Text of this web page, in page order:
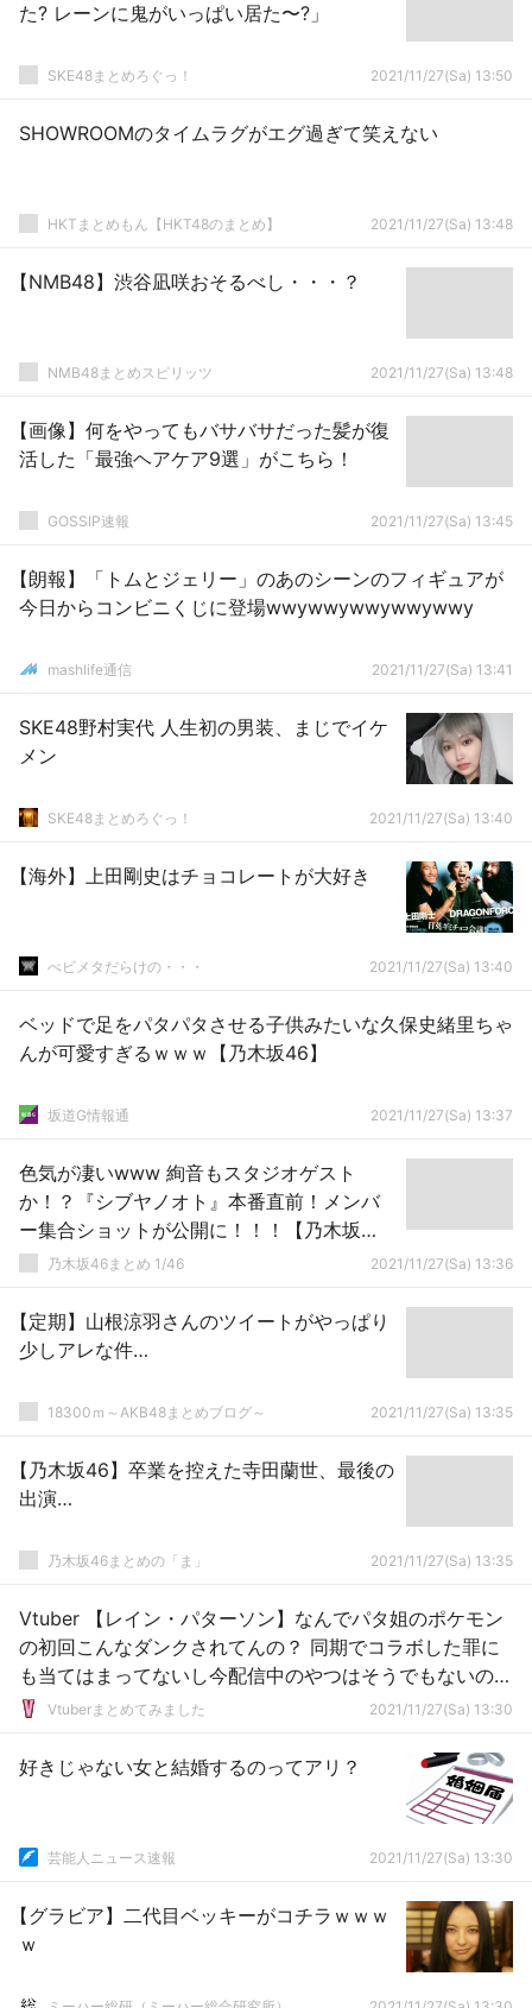
た? レーンに鬼がいっぱい居た〜?」
SKE48まとめろぐっ！ 2021/11/27(Sa) 13:50
SHOWROOMのタイムラグがエグ過ぎて笑えない
HKTまとめもん【HKT48のまとめ】 2021/11/27(Sa) 13:48
【NMB48】渋谷凪咲おそるべし・・・？
NMB48まとめスピリッツ 2021/11/27(Sa) 13:48
【画像】何をやってもバサバサだった髪が復
活した「最強ヘアケア9選」がこちら！
GOSSIP速報 2021/11/27(Sa) 13:45
【朗報】「トムとジェリー」のあのシーンのフィギュアが
今日からコンビニくじに登場wwywwywwywwywwy
mashlife通信 2021/11/27(Sa) 13:41
SKE48野村実代 人生初の男装、まじでイケ
メン
SKE48まとめろぐっ！ 2021/11/27(Sa) 13:40
【海外】上田剛史はチョコレートが大好き
べビメタだらけの・・・ 2021/11/27(Sa) 13:40
ベッドで足をパタパタさせる子供みたいな久保史緒里ちゃ
んが可愛すぎるｗｗｗ【乃木坂46】
坂道G情報通 2021/11/27(Sa) 13:37
色気が凄いwww 絢音もスタジオゲスト
か！？『シブヤノオト』本番直前！メンバ
ー集合ショットが公開に！！！【乃木坂
46】乃木坂46まとめ 1/46 2021/11/27(Sa) 13:36
【定期】山根涼羽さんのツイートがやっぱり
少しアレな件…
18300ｍ～AKB48まとめブログ～ 2021/11/27(Sa) 13:35
【乃木坂46】卒業を控えた寺田蘭世、最後の
出演…
乃木坂46まとめの「ま」 2021/11/27(Sa) 13:35
Vtuber 【レイン・パターソン】なんでパタ姐のポケモン
の初回こんなダンクされてんの？ 同期でコラボした罪に
も当てはまってないし今配信中のやつはそうでもないの
に?←同期と同じゲームした罪かもしれんが、今回のパタ
Vtuberまとめてみました 2021/11/27(Sa) 13:30
好きじゃない女と結婚するのってアリ？
芸能人ニュース速報 2021/11/27(Sa) 13:30
【グラビア】二代目ベッキーがコチラｗｗｗ
ｗ